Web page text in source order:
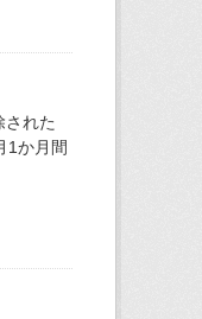
れた
1か月間